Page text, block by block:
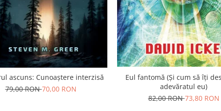
ascuns: Cunoaștere interzisă
79,00 RON70,00 RON
Eul fantomă (Și cum să îți
adevăratul eu)
82,00 RON73,80 RON